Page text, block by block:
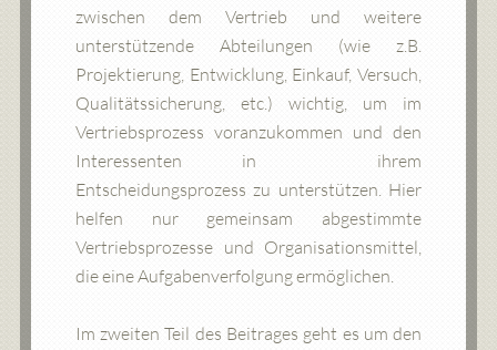
zwischen dem Vertrieb und weitere
unterstützende Abteilungen (wie z.B.
Projektierung, Entwicklung, Einkauf, Versuch,
Qualitätssicherung, etc.) wichtig, um im
Vertriebsprozess voranzukommen und den
Interessenten in ihrem
Entscheidungsprozess zu unterstützen. Hier
helfen nur gemeinsam abgestimmte
Vertriebsprozesse und Organisationsmittel,
die eine Aufgabenverfolgung ermöglichen.
Im zweiten Teil des Beitrages geht es um den